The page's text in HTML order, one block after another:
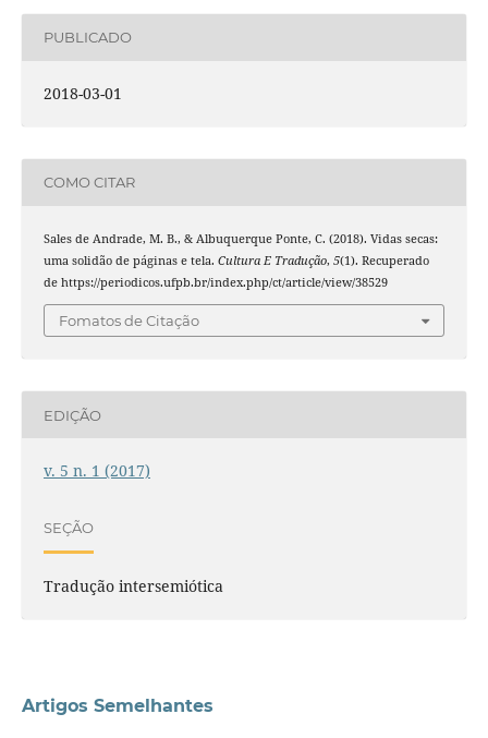
PUBLICADO
2018-03-01
COMO CITAR
Sales de Andrade, M. B., & Albuquerque Ponte, C. (2018). Vidas secas:
uma solidão de páginas e tela. Cultura E Tradução, 5(1). Recuperado
de https://periodicos.ufpb.br/index.php/ct/article/view/38529
Fomatos de Citação
EDIÇÃO
v. 5 n. 1 (2017)
SEÇÃO
Tradução intersemiótica
Artigos Semelhantes